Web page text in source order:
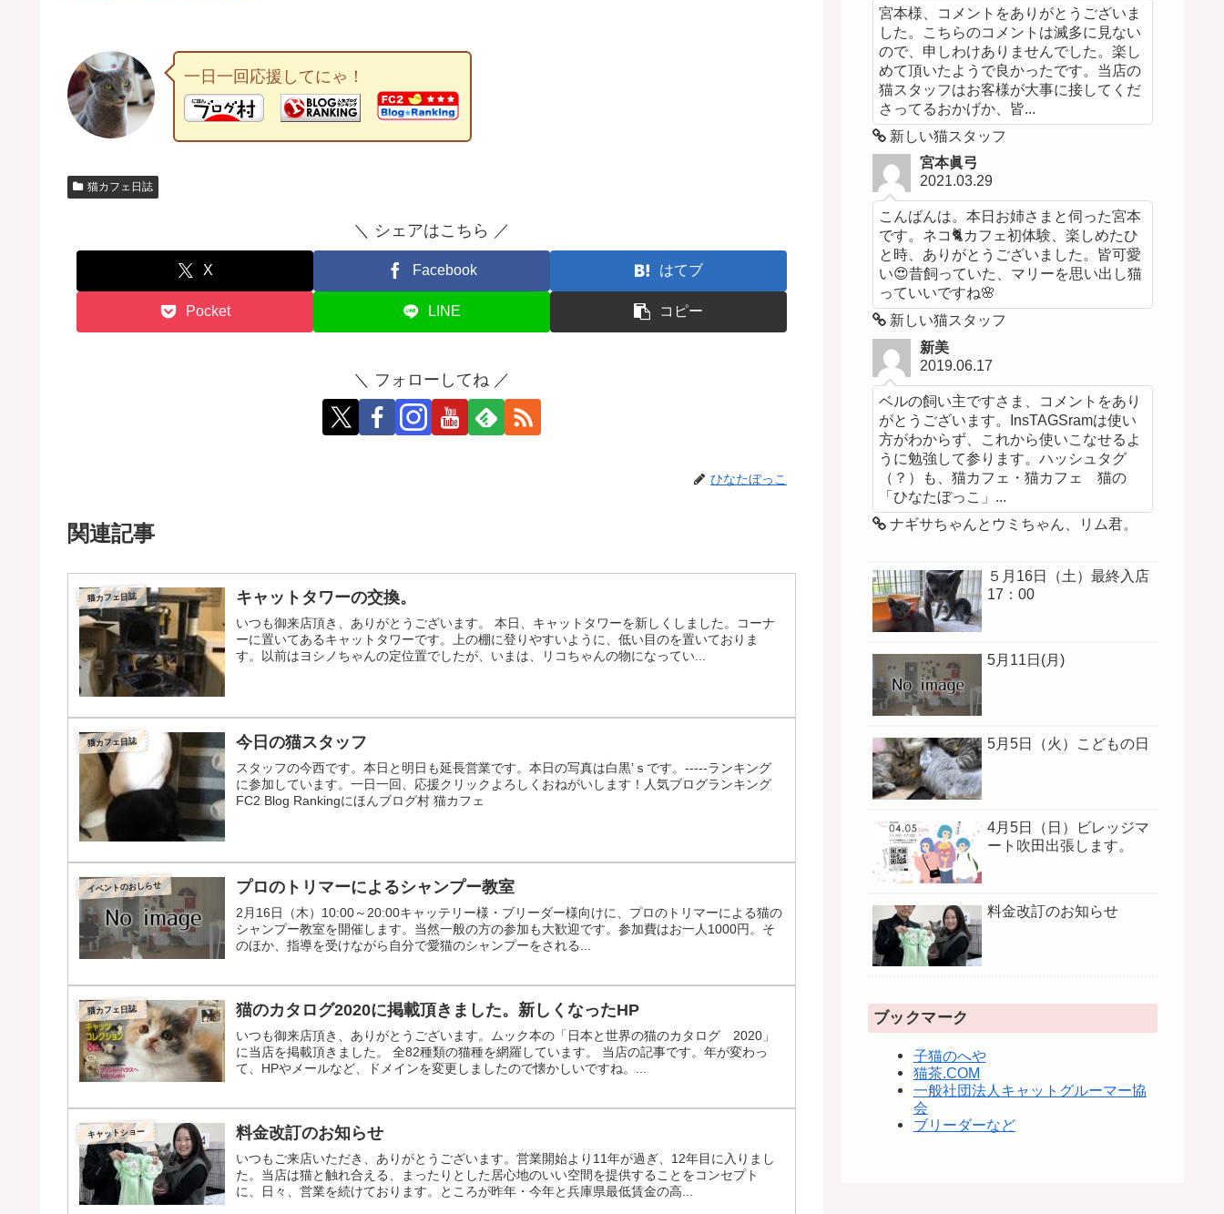
一日一回応援してにゃ！
猫カフェ日誌
＼ シェアはこちら ／
X Facebook はてブ
Pocket LINE コピー
＼ フォローしてね ／
ひなたぼっこ
関連記事
猫カフェ日誌 キャットタワーの交換。
いつも御来店頂き、ありがとうございます。 本日、キャットタワーを新しくしました。コーナ
ーに置いてあるキャットタワーです。上の棚に登りやすいように、低い目のを置いておりま
す。以前はヨシノちゃんの定位置でしたが、いまは、リコちゃんの物になってい...
猫カフェ日誌 今日の猫スタッフ
スタッフの今西です。本日と明日も延長営業です。本日の写真は白黒’ｓです。-----ランキング
に参加しています。一日一回、応援クリックよろしくおねがいします！人気ブログランキング
FC2 Blog Rankingにほんブログ村 猫カフェ
イベントのおしらせ プロのトリマーによるシャンプー教室
2月16日（木）10:00～20:00キャッテリー様・ブリーダー様向けに、プロのトリマーによる猫の
シャンプー教室を開催します。当然一般の方の参加も大歓迎です。参加費はお一人1000円。そ
のほか、指導を受けながら自分で愛猫のシャンプーをされる...
猫カフェ日誌 猫のカタログ2020に掲載頂きました。新しくなったHP
いつも御来店頂き、ありがとうございます。ムック本の「日本と世界の猫のカタログ 2020」
に当店を掲載頂きました。 全82種類の猫種を網羅しています。 当店の記事です。年が変わっ
て、HPやメールなど、ドメインを変更しましたので懐かしいですね。...
キャットショー 料金改訂のお知らせ
いつもご来店いただき、ありがとうございます。営業開始より11年が過ぎ、12年目に入りまし
た。当店は猫と触れ合える、まったりとした居心地のいい空間を提供することをコンセプト
に、日々、営業を続けております。ところが昨年・今年と兵庫県最低賃金の高...
宮本様、コメントをありがとうございま
した。こちらのコメントは滅多に見ない
ので、申しわけありませんでした。楽し
めて頂いたようで良かったです。当店の
猫スタッフはお客様が大事に接してくだ
さってるおかげか、皆...
新しい猫スタッフ
宮本眞弓
2021.03.29
こんばんは。本日お姉さまと伺った宮本
です。ネコ🐈カフェ初体験、楽しめたひ
と時、ありがとうございました。皆可愛
い😍昔飼っていた、マリーを思い出し猫
っていいですね🌸
新しい猫スタッフ
新美
2019.06.17
ベルの飼い主ですさま、コメントをあり
がとうございます。InsTAGSramは使い
方がわからず、これから使いこなせるよ
うに勉強して参ります。ハッシュタグ
（？）も、猫カフェ・猫カフェ 猫の
「ひなたぼっこ」...
ナギサちゃんとウミちゃん、リム君。
５月16日（土）最終入店
17：00
5月11日(月)
5月5日（火）こどもの日
4月5日（日）ビレッジマ
ート吹田出張します。
料金改訂のお知らせ
ブックマーク
子猫のへや
猫茶.COM
一般社団法人キャットグルーマー協
会
ブリーダーなど